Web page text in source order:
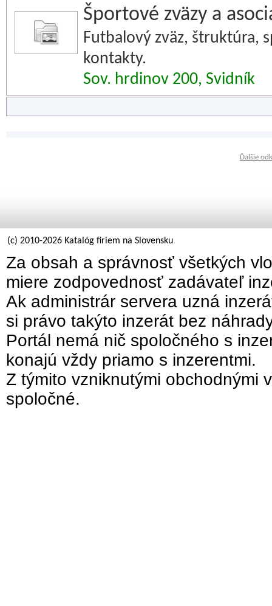
Športové zväzy a
Futbalový zväz, štruktúra,
kontakty.
Sov. hrdinov 200, Svidník
Ďalšie
(c) 2010-2026 Katalóg firiem na Slovensku
Za obsah a správnosť všetkých
miere zodpovednosť zadávateľ
Ak administrár servera uzná
si právo takýto inzerát bez
Portál nemá nič spoločného s
konajú vždy priamo s inzerentmi.
Z týmito vzniknutými obchodnými
spoločné.